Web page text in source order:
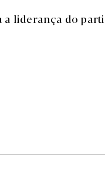
liderança do